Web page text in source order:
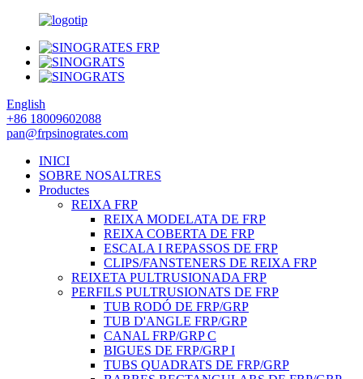
English
+86 18009602088
pan@frpsinogrates.com
INICI
SOBRE NOSALTRES
Productes
REIXA FRP
REIXA MODELATA DE FRP
REIXA COBERTA DE FRP
ESCALA I REPASSOS DE FRP
CLIPS/FANSTENERS DE REIXA FRP
REIXETA PULTRUSIONADA FRP
PERFILS PULTRUSIONATS DE FRP
TUB RODÓ DE FRP/GRP
TUB D'ANGLE FRP/GRP
CANAL FRP/GRP C
BIGUES DE FRP/GRP I
TUBS QUADRATS DE FRP/GRP